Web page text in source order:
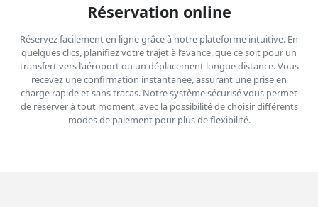
Réservation online
Réservez facilement en ligne grâce à notre plateforme intuitive. En
quelques clics, planifiez votre trajet à l’avance, que ce soit pour un
transfert vers l’aéroport ou un déplacement longue distance. Vous
recevez une confirmation instantanée, assurant une prise en
charge rapide et sans tracas. Notre système sécurisé vous permet
de réserver à tout moment, avec la possibilité de choisir différents
modes de paiement pour plus de flexibilité.